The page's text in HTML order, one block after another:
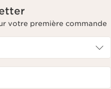
votre première commande